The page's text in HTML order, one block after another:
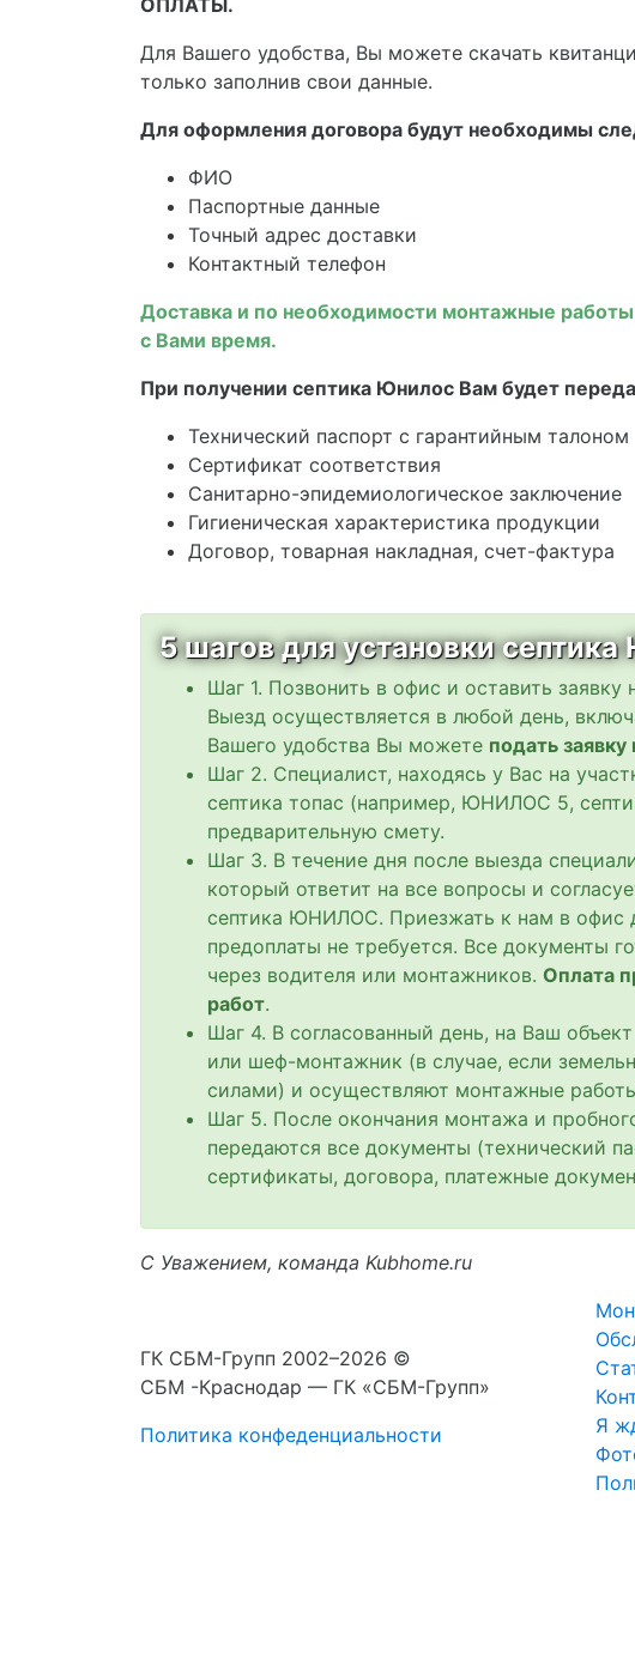
ОПЛАТЫ.
Для Вашего удобства, Вы можете скачать
только заполнив свои данные.
Для оформления договора будут необходимы
ФИО
Паспортные данные
Точный адрес доставки
Контактный телефон
Доставка и по необходимости монтажные
с Вами время.
При получении септика Юнилос Вам будет
Технический паспорт с гарантийным талоном
Сертификат соответствия
Санитарно-эпидемиологическое заключение
Гигиеническая характеристика продукции
Договор, товарная накладная, счет-фактура
5 шагов для установки
Шаг 1. Позвонить в офис и оставить заявку
Выезд осуществляется в любой день,
Вашего удобства Вы можете подать
Шаг 2. Специалист, находясь у Вас на
септика топас (например, ЮНИЛОС 5,
предварительную смету.
Шаг 3. В течение дня после выезда
который ответит на все вопросы и
септика ЮНИЛОС. Приезжать к нам в офис
предоплаты не требуется. Все документы
через водителя или монтажников. Оплата
работ.
Шаг 4. В согласованный день, на Ваш
или шеф-монтажник (в случае, если
силами) и осуществляют монтажные
Шаг 5. После окончания монтажа и
передаются все документы (технический
сертификаты, договора, платежные
С Уважением, команда Kubhome.ru
ГК СБМ-Групп 2002–2026 ©
СБМ -Краснодар — ГК «СБМ-Групп»
Политика конфеденциальности
Я